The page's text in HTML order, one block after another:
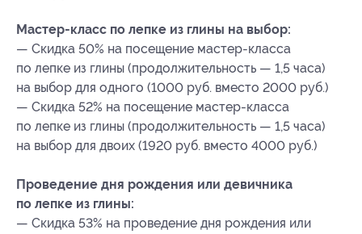
Мастер-класс по лепке из глины на выбор:
— Скидка 50% на посещение мастер-класса
по лепке из глины (продолжительность — 1,5 часа)
на выбор для одного (1000 руб. вместо 2000 руб.)
— Скидка 52% на посещение мастер-класса
по лепке из глины (продолжительность — 1,5 часа)
на выбор для двоих (1920 руб. вместо 4000 руб.)
Проведение дня рождения или девичника
по лепке из глины:
— Скидка 53% на проведение дня рождения или